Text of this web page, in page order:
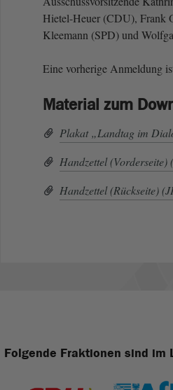
Hietel-Heuer (CDU), Frank
Kleemann (SPD) und
Eine vorherige Anmeldung
Material zum
Plakat „Landtag im
Handzettel
Handzettel (Rückseite)
Folgende Fraktionen sind im